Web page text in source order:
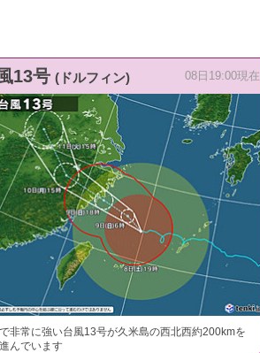
13号 (ドルフィン) 08日19:00現在
非常に強い台風13号が久米島の西北西約200kmを
んでいます